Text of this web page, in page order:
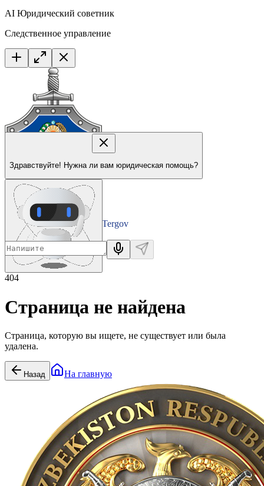
AI Юридический советник
Следственное управление
Tergov
Departamenti
Здравствуйте! Нужна ли вам юридическая помощь?
404
Страница не найдена
Страница, которую вы ищете, не существует или была
удалена.
Назад На главную